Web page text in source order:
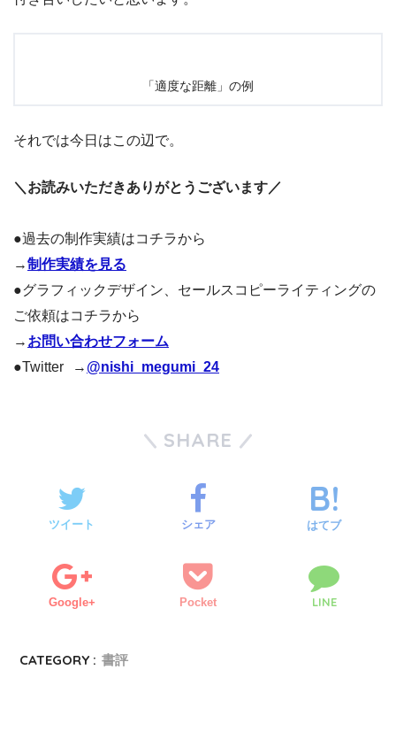
「適度な距離」の例
それでは今日はこの辺で。
＼お読みいただきありがとうございます／
●過去の制作実績はコチラから
→制作実績を見る
●グラフィックデザイン、セールスコピーライティングの
ご依頼はコチラから
→ お問い合わせフォーム
●Twitter → @nishi_megumi_24
SHARE
ツイート シェア はてブ
Google+ Pocket LINE
CATEGORY : 書評